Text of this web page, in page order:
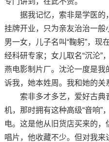
据我记忆，索非是学医的
挂牌开业，只为亲友治治一
男一女，儿子名叫“鞠躬”，现
经科研专家；女儿取名“沉沦”
燕电影制片厂。沈沦一度是
诉我，她本姓周。我和她的关
索非多才多艺，爱好古典
机，那时拥有这种高级“音响”
电。这是他从旧货店买来的
唱片，他收藏不少。但对我来